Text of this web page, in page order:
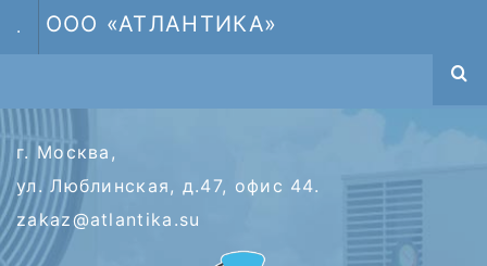
. ООО «АТЛАНТИКА»
г. Москва,
ул. Люблинская, д.47, офис 44.
zakaz@atlantika.su